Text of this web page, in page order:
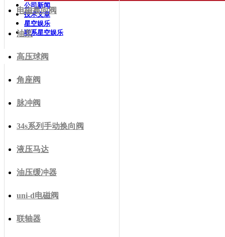
公司新闻
技术文章
星空娱乐
联系星空娱乐
电磁换向阀
油泵
高压球阀
角座阀
脉冲阀
34s系列手动换向阀
液压马达
油压缓冲器
uni-d电磁阀
联轴器